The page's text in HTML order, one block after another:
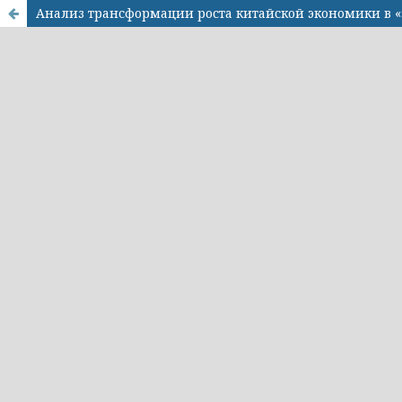
Анализ трансформации роста китайской экономики в